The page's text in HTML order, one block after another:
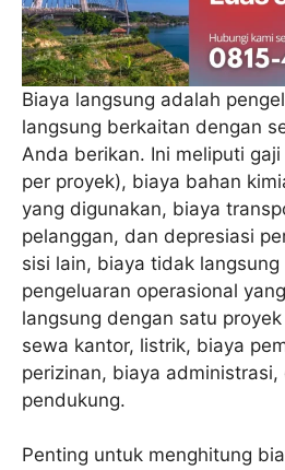
Biaya langsung adalah
langsung berkaitan dengan
Anda berikan. Ini meliputi
per proyek), biaya bahan
yang digunakan, biaya
pelanggan, dan depresiasi
sisi lain, biaya tidak langsung
pengeluaran operasional
langsung dengan satu
sewa kantor, listrik, biaya
perizinan, biaya
pendukung.
Penting untuk menghitung